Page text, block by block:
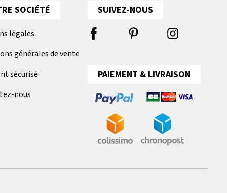
SOCIÉTÉ
légales
générales de vente
sécurisé
nous
SUIVEZ-NOUS
PAIEMENT & LIVRAISON